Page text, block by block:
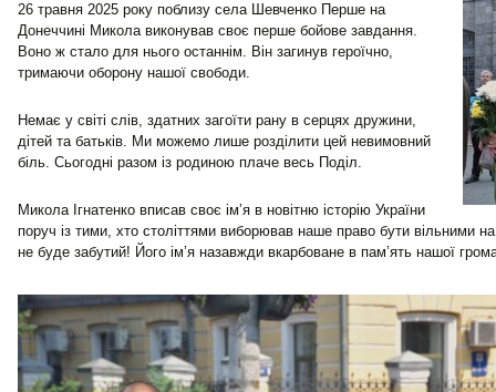
26 травня 2025 року поблизу села Шевченко Перше на
Донеччині Микола виконував своє перше бойове завдання.
Воно ж стало для нього останнім. Він загинув героїчно,
тримаючи оборону нашої свободи.
Немає у світі слів, здатних загоїти рану в серцях дружини,
дітей та батьків. Ми можемо лише розділити цей невимовний
біль. Сьогодні разом із родиною плаче весь Поділ.
Микола Ігнатенко вписав своє ім’я в новітню історію України
поруч із тими, хто століттями виборював наше право бути вільними
не буде забутий! Його ім’я назавжди вкарбоване в пам’ять нашої